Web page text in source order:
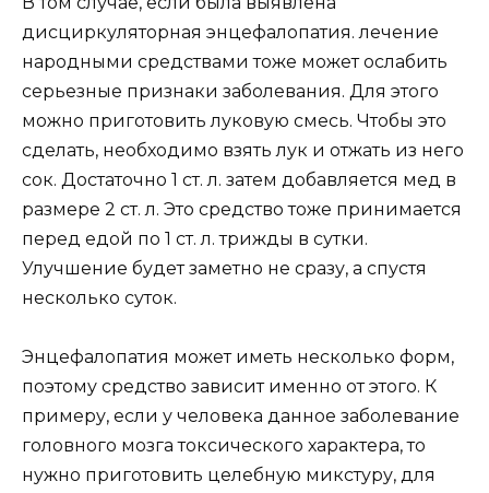
дисциркуляторная энцефалопатия. лечение
народными средствами тоже может ослабить
серьезные признаки заболевания. Для этого
можно приготовить луковую смесь. Чтобы это
сделать, необходимо взять лук и отжать из него
сок. Достаточно 1 ст. л. затем добавляется мед в
размере 2 ст. л. Это средство тоже принимается
перед едой по 1 ст. л. трижды в сутки.
Улучшение будет заметно не сразу, а спустя
несколько суток.
Энцефалопатия может иметь несколько форм,
поэтому средство зависит именно от этого. К
примеру, если у человека данное заболевание
головного мозга токсического характера, то
нужно приготовить целебную микстуру, для